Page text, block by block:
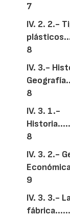
7
IV. 2. 2.-
8
IV. 3.-
8
IV. 3. 1.-
8
IV. 3. 2.-
9
IV. 3. 3.-